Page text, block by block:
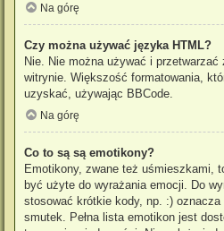
Na górę
Czy można używać języka HTML?
Nie. Nie można używać i
witrynie. Większość formatowania,
uzyskać, używając BBCode.
Na górę
Co to są są emotikony?
Emotikony, zwane też uśmieszkami,
być użyte do wyrażania emocji. Do
stosować krótkie kody, np. :)
smutek. Pełna lista emotikon jest